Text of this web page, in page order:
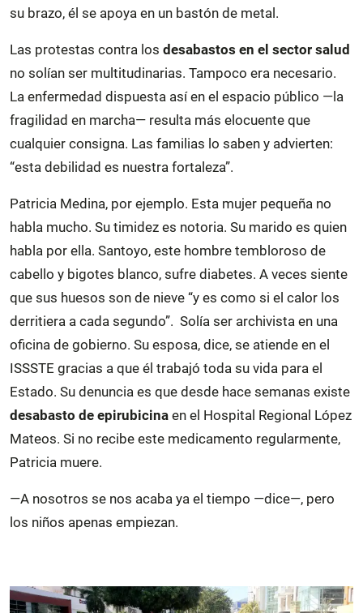
su brazo, él se apoya en un bastón de metal.
Las protestas contra los desabastos en el sector salud
no solían ser multitudinarias. Tampoco era necesario.
La enfermedad dispuesta así en el espacio público —la
fragilidad en marcha— resulta más elocuente que
cualquier consigna. Las familias lo saben y advierten:
“esta debilidad es nuestra fortaleza”.
Patricia Medina, por ejemplo. Esta mujer pequeña no
habla mucho. Su timidez es notoria. Su marido es quien
habla por ella. Santoyo, este hombre tembloroso de
cabello y bigotes blanco, sufre diabetes. A veces siente
que sus huesos son de nieve “y es como si el calor los
derritiera a cada segundo”. Solía ser archivista en una
oficina de gobierno. Su esposa, dice, se atiende en el
ISSSTE gracias a que él trabajó toda su vida para el
Estado. Su denuncia es que desde hace semanas existe
desabasto de epirubicina en el Hospital Regional López
Mateos. Si no recibe este medicamento regularmente,
Patricia muere.
—A nosotros se nos acaba ya el tiempo —dice—, pero
los niños apenas empiezan.